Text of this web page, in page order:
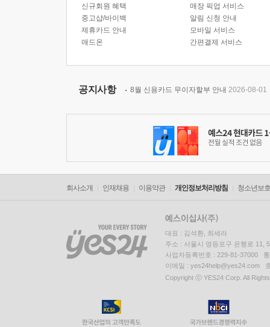
신규회원 혜택
중고샵/바이백
제휴카드 안내
애드온
매장 픽업 서비스
알림 신청 안내
모바일 서비스
간편결제 서비스
공지사항 8월 신용카드 무이자할부 안내 2026-08-01
회사소개 인재채용 이용약관 개인정보처리방침 청소년보
대표 : 김석환, 최세라
주소 : 서울시 영등포구 은행로 11,
사업자등록번호 : 229-81-37000
이메일 : yes24help@yes24.com
Copyright ⓒ YES24 Corp. All